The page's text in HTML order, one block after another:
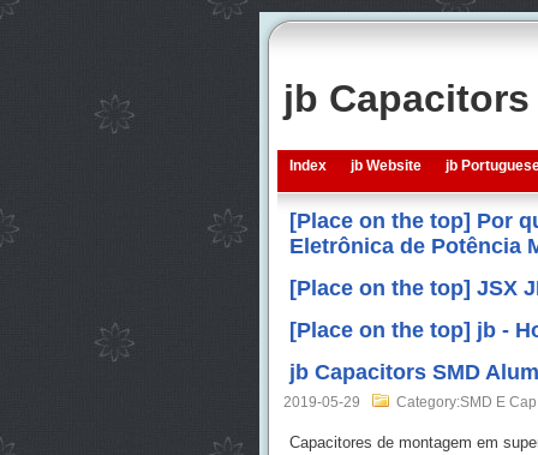
jb
Index jb Website jb
[Place on the top] Por
Eletrônica de Potência
[Place on the top] JSX
[Place on the top] jb -
jb Capacitors SMD
2019-05-29 Category:SMD E Cap
Capacitores de montagem em